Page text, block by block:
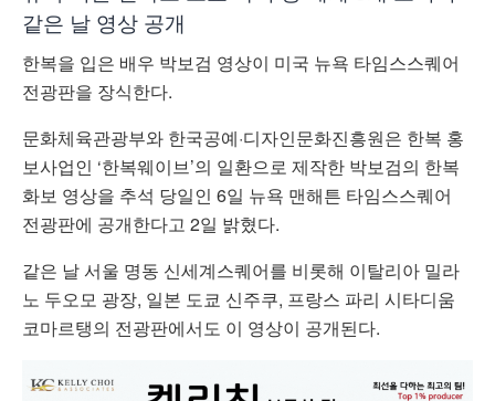
같은 날 영상 공개
한복을 입은 배우 박보검 영상이 미국 뉴욕 타임스스퀘어
전광판을 장식한다.
문화체육관광부와 한국공예·디자인문화진흥원은 한복 홍
보사업인 ‘한복웨이브’의 일환으로 제작한 박보검의 한복
화보 영상을 추석 당일인 6일 뉴욕 맨해튼 타임스스퀘어
전광판에 공개한다고 2일 밝혔다.
같은 날 서울 명동 신세계스퀘어를 비롯해 이탈리아 밀라
노 두오모 광장, 일본 도쿄 신주쿠, 프랑스 파리 시타디움
코마르탱의 전광판에서도 이 영상이 공개된다.